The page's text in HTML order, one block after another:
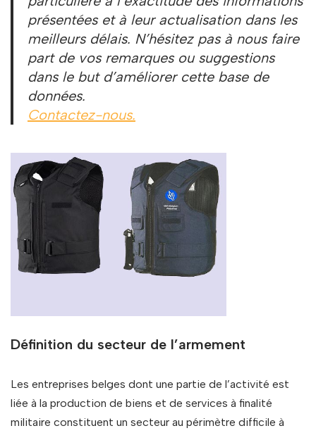
présentées et à leur actualisation dans les
meilleurs délais. N’hésitez pas à nous faire
part de vos remarques ou suggestions
dans le but d’améliorer cette base de
données.
Contactez-nous.
Définition du secteur de l’armement
Les entreprises belges dont une partie de l’activité est
liée à la production de biens et de services à finalité
militaire constituent un secteur au périmètre difficile à